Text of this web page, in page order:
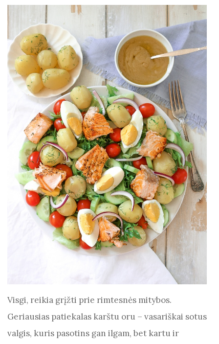
Visgi, reikia grįžti prie rimtesnės mitybos.
Geriausias patiekalas karštu oru – vasariškai sotus
valgis, kuris pasotins gan ilgam, bet kartu ir